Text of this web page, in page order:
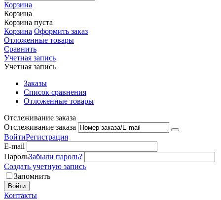
Корзина
Корзина
Корзина пуста
Корзина Оформить заказ
Отложенные товары
Сравнить
Учетная запись
Учетная запись
Заказы
Список сравнения
Отложенные товары
Отслеживание заказа
Отслеживание заказа
ВойтиРегистрация
E-mail
ПарольЗабыли пароль?
Создать учетную запись
Запомнить
Войти
Контакты